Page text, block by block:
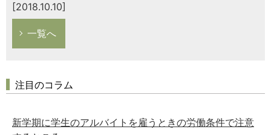
[2018.10.10]
一覧へ
注目のコラム
新学期に学生のアルバイトを雇うときの労働条件で注意